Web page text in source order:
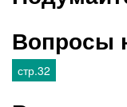
Вопросы
стр.32